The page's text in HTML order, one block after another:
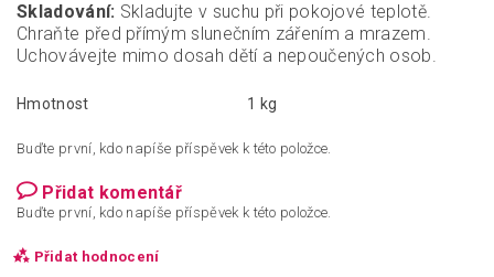
Skladování: Skladujte v suchu při pokojové teplotě.
Chraňte před přímým slunečním zářením a mrazem.
Uchovávejte mimo dosah dětí a nepoučených osob.
Hmotnost 1 kg
Buďte první, kdo napíše příspěvek k této položce.
Přidat komentář
Buďte první, kdo napíše příspěvek k této položce.
Přidat hodnocení